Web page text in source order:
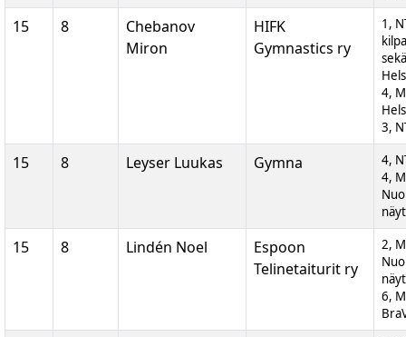
15 8
Chebanov
Miron
HIFK
Gymnastics ry
1,
4,
3,
15 8 Leyser Luukas Gymna
4,
4,
15 8 Lindén Noel
Espoon
Telinetaiturit ry
2,
6,